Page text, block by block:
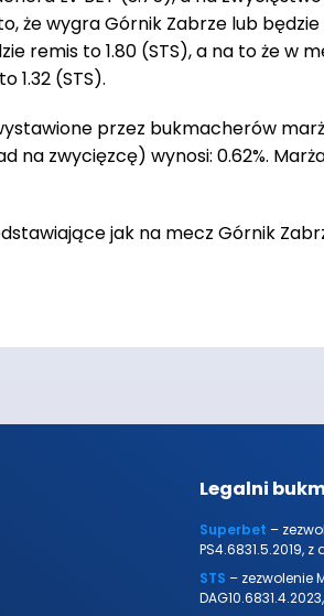
że wygra Górnik Zabrze lub
remis to 1.80 (STS), a na to że w
1.32 (STS).
przez bukmacherów
na zwycięzcę) wynosi: 0.62%.
jak na mecz Górnik
Legalni
Superbet –
PS4.6831.5.2019,
STS – zezwolenie